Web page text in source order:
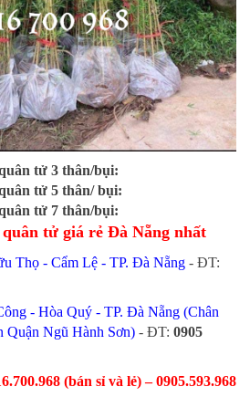
tử 3 thân/bụi:
tử 5 thân/ bụi:
tử 7 thân/bụi:
tử giá rẻ Đà Nẵng nhất
Thọ - Cẩm Lệ - TP. Đà Nẵng - ĐT:
- Hòa Quý - TP. Đà Nẵng (Chân
Quận Ngũ Hành Sơn) - ĐT: 0905
(bán sỉ và lẻ) – 0905.593.968